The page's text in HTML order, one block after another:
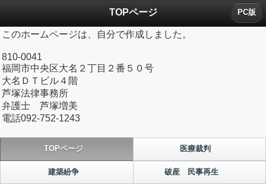
TOPページ PC版
このホームページは、自分で作成しました。
810-0041
福岡市中央区大名２丁目２番５０号
大名ＤＴビル４階
芦塚法律事務所
弁護士 芦塚増美
電話092-752-1243
TOPページ 医療裁判
建築紛争 破産 民事再生